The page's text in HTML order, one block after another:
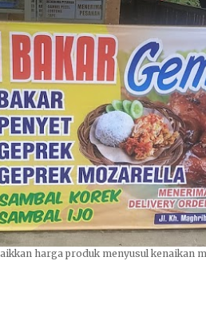
harga produk menyusul kenaikan